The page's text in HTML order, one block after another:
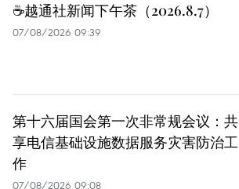
☕️越通社新闻下午茶（2026.8.7）
07/08/2026 09:39
第十六届国会第一次非常规会议：共
享电信基础设施数据服务灾害防治工
作
07/08/2026 09:08